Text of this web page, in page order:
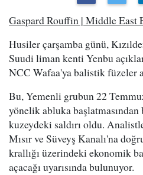
Gaspard Rouffin | Middle East
Husiler çarşamba günü,
Suudi liman kenti Yenbu
NCC Wafaa'ya balistik füzeler
Bu, Yemenli grubun 22
yönelik abluka
kuzeydeki saldırı oldu.
Mısır ve Süveyş Kanalı'na
krallığı üzerindeki ekonomik
açacağı uyarısında bulunuyor.